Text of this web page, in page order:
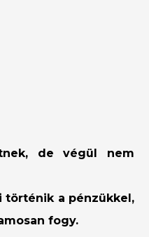
de végül nem
történik a pénzükkel,
fogy.